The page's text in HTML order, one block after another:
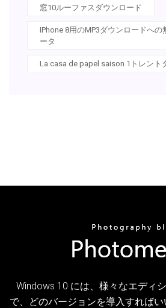
窓10ルーファスダウンロード
IPhone 8用のMP3ダウンロードへ
ータ
La casa de papel saison 1トレント
Windows 10 には、様々なエディ
で、どのバージョンを導入すれば